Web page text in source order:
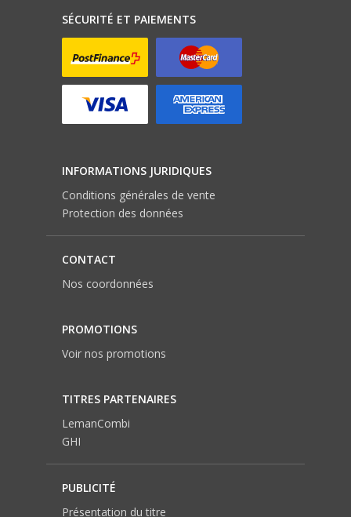
SÉCURITÉ ET PAIEMENTS
INFORMATIONS JURIDIQUES
Conditions générales de vente
Protection des données
CONTACT
Nos coordonnées
PROMOTIONS
Voir nos promotions
TITRES PARTENAIRES
LemanCombi
GHI
PUBLICITÉ
Présentation du titre